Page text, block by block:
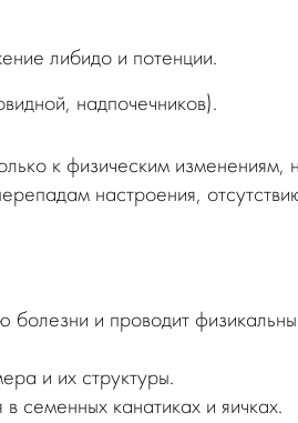
либидо и потенции.
надпочечников).
к физическим изменениям,
настроения,
и проводит
и их структуры.
семенных канатиках и яичках.